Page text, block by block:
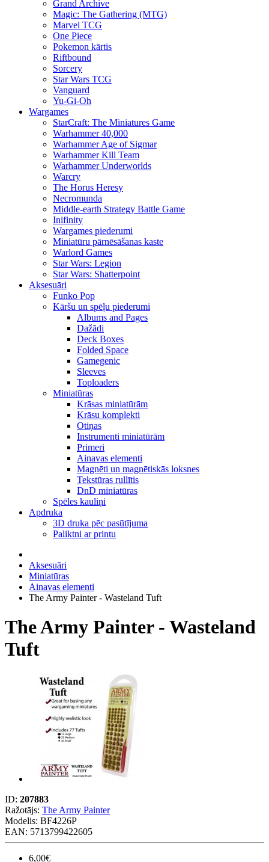
Grand Archive
Magic: The Gathering (MTG)
Marvel TCG
One Piece
Pokemon kārtis
Riftbound
Sorcery
Star Wars TCG
Vanguard
Yu-Gi-Oh
Wargames
StarCraft: The Miniatures Game
Warhammer 40,000
Warhammer Age of Sigmar
Warhammer Kill Team
Warhammer Underworlds
Warcry
The Horus Heresy
Necromunda
Middle-earth Strategy Battle Game
Inifinity
Wargames piederumi
Miniatūru pārnēsāšanas kaste
Warlord Games
Star Wars: Legion
Star Wars: Shatterpoint
Aksesuāri
Funko Pop
Kāršu un spēļu piederumi
Albums and Pages
Dažādi
Deck Boxes
Folded Space
Gamegenic
Sleeves
Toploaders
Miniatūras
Krāsas miniatūrām
Krāsu komplekti
Otiņas
Instrumenti miniatūrām
Primeri
Ainavas elementi
Magnēti un magnētiskās loksnes
Tekstūras rullītis
DnD miniatūras
Spēles kauliņi
Apdruka
3D druka pēc pasūtījuma
Paliktni ar printu
Aksesuāri
Miniatūras
Ainavas elementi
The Army Painter - Wasteland Tuft
The Army Painter - Wasteland
Tuft
ID: 207883
Ražotājs: The Army Painter
Modelis: BF4226P
EAN: 5713799422605
6,00€